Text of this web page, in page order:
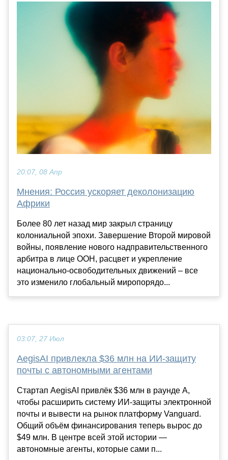
20:07, 08 Апр
Мнения: Россия ускоряет деколонизацию
Африки
Более 80 лет назад мир закрыл страницу
колониальной эпохи. Завершение Второй мировой
войны, появление нового надправительственного
арбитра в лице ООН, расцвет и укрепление
национально-освободительных движений – все
это изменило глобальный миропорядо...
03:07, 27 Июл
AegisAI привлекла $36 млн на ИИ-защиту
почты с автономными агентами
Стартап AegisAI привлёк $36 млн в раунде A,
чтобы расширить систему ИИ-защиты электронной
почты и вывести на рынок платформу Vanguard.
Общий объём финансирования теперь вырос до
$49 млн. В центре всей этой истории —
автономные агенты, которые сами п...